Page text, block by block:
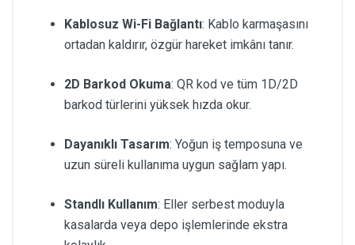
Kablosuz Wi-Fi Bağlantı: Kablo karmaşasını
ortadan kaldırır, özgür hareket imkânı tanır.
2D Barkod Okuma: QR kod ve tüm 1D/2D
barkod türlerini yüksek hızda okur.
Dayanıklı Tasarım: Yoğun iş temposuna ve
uzun süreli kullanıma uygun sağlam yapı.
Standlı Kullanım: Eller serbest moduyla
kasalarda veya depo işlemlerinde ekstra